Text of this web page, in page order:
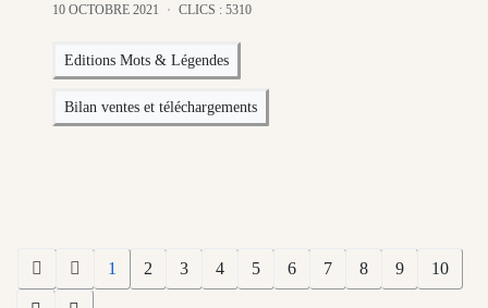
10 OCTOBRE 2021
CLICS : 5310
Editions Mots & Légendes
Bilan ventes et téléchargements
1 2 3 4 5 6 7 8 9 10